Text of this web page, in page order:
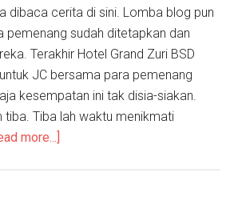
dibaca cerita di sini. Lomba blog pun
pemenang sudah ditetapkan dan
Terakhir Hotel Grand Zuri BSD
JC bersama para pemenang
kesempatan ini tak disia-siakan.
tiba. Tiba lah waktu menikmati
more...]